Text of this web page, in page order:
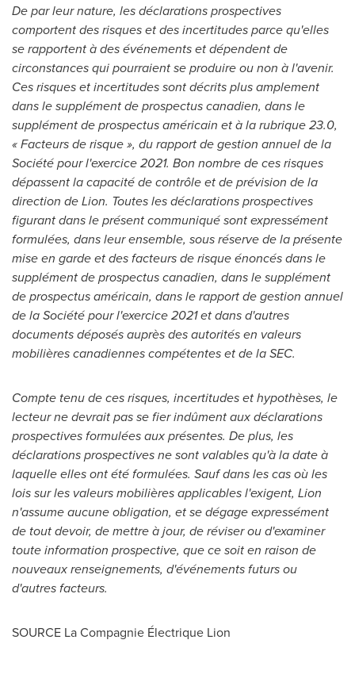
De par leur nature, les déclarations prospectives
comportent des risques et des incertitudes parce qu'elles
se rapportent à des événements et dépendent de
circonstances qui pourraient se produire ou non à l'avenir.
Ces risques et incertitudes sont décrits plus amplement
dans le supplément de prospectus canadien, dans le
supplément de prospectus américain et à la rubrique 23.0,
« Facteurs de risque », du rapport de gestion annuel de la
Société pour l'exercice 2021. Bon nombre de ces risques
dépassent la capacité de contrôle et de prévision de la
direction de Lion. Toutes les déclarations prospectives
figurant dans le présent communiqué sont expressément
formulées, dans leur ensemble, sous réserve de la présente
mise en garde et des facteurs de risque énoncés dans le
supplément de prospectus canadien, dans le supplément
de prospectus américain, dans le rapport de gestion annuel
de la Société pour l'exercice 2021 et dans d'autres
documents déposés auprès des autorités en valeurs
mobilières canadiennes compétentes et de la SEC.
Compte tenu de ces risques, incertitudes et hypothèses, le
lecteur ne devrait pas se fier indûment aux déclarations
prospectives formulées aux présentes. De plus, les
déclarations prospectives ne sont valables qu'à la date à
laquelle elles ont été formulées. Sauf dans les cas où les
lois sur les valeurs mobilières applicables l'exigent, Lion
n'assume aucune obligation, et se dégage expressément
de tout devoir, de mettre à jour, de réviser ou d'examiner
toute information prospective, que ce soit en raison de
nouveaux renseignements, d'événements futurs ou
d'autres facteurs.
SOURCE La Compagnie Électrique Lion